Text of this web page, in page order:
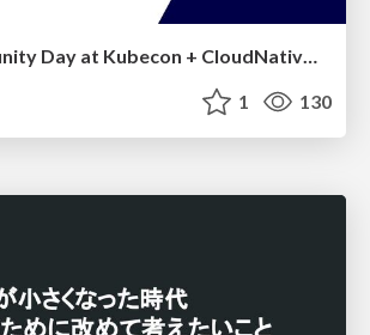
Japan Community Day at Kubecon + CloudNativeCon Japan 2026: Learning Container Privilege Control by Building My Own Low-Level Container Runtime
1 130